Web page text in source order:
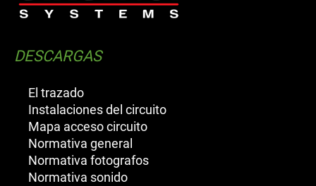
DESCARGAS
El trazado
Instalaciones del circuito
Mapa acceso circuito
Normativa general
Normativa fotografos
Normativa sonido